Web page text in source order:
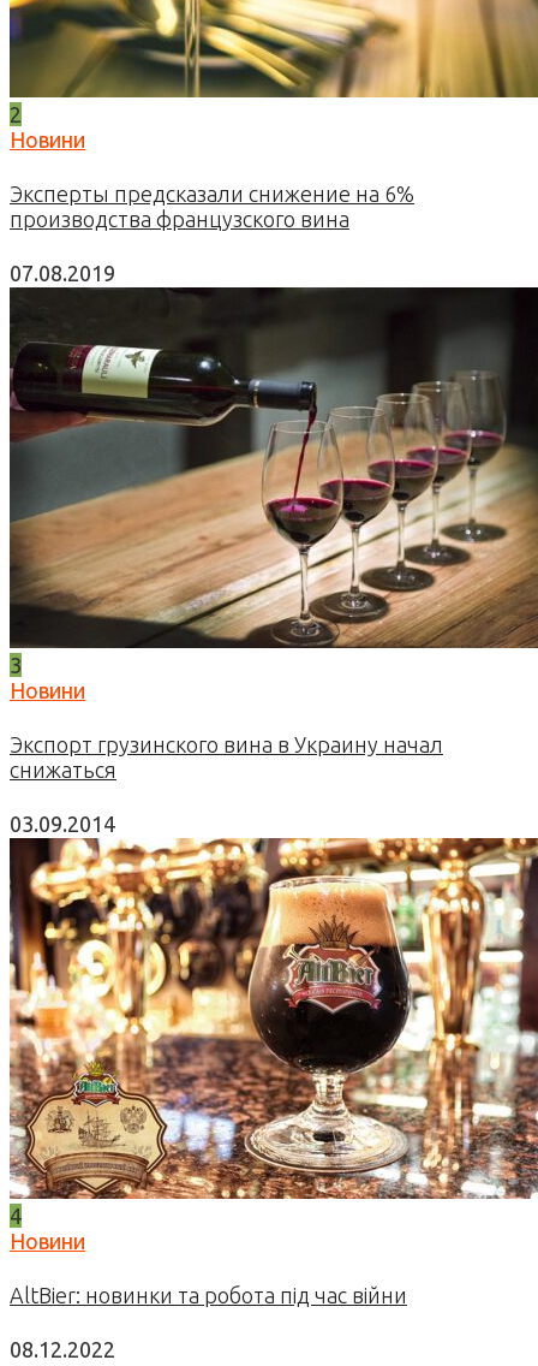
2
Новини
Эксперты предсказали снижение на 6%
производства французского вина
07.08.2019
3
Новини
Экспорт грузинского вина в Украину начал
снижаться
03.09.2014
4
Новини
AltBier: новинки та робота під час війни
08.12.2022